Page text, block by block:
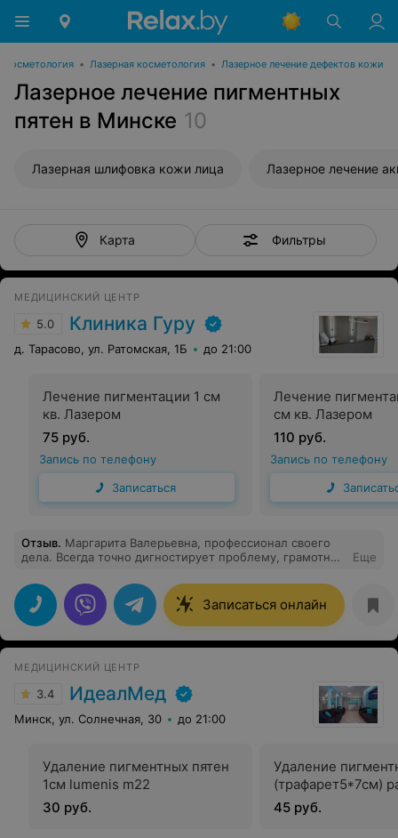
Косметология • Лазерная косметология • Лазерное лечение дефектов кожи
Лазерное лечение пигментных
пятен в Минске 10
Лазерная шлифовка кожи лица Лазерное лечение
Карта Фильтры
МЕДИЦИНСКИЙ ЦЕНТР
5.0 Клиника Гуру
д. Тарасово, ул. Ратомская, 1Б до 21:00
Лечение пигментации 1 см
кв. Лазером
75 руб.
Запись по телефону
Записаться
Лечение
см кв. Лазером
110 руб.
Запись по телефону
Отзыв. Маргарита Валерьевна, профессионал своего
дела. Всегда точно дигностирует проблему, грамотно
Еще
Записаться онлайн
МЕДИЦИНСКИЙ ЦЕНТР
3.4 ИдеалМед
Минск, ул. Солнечная, 30 до 21:00
Удаление пигментных пятен
1см lumenis m22
30 руб.
Удаление
(трафарет5*7см)
45 руб.